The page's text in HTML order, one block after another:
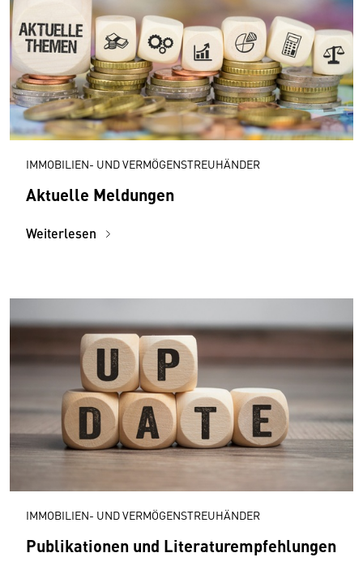
IMMOBILIEN- UND VERMÖGENSTREUHÄNDER
Aktuelle Meldungen
Weiterlesen
IMMOBILIEN- UND VERMÖGENSTREUHÄNDER
Publikationen und Literaturempfehlungen